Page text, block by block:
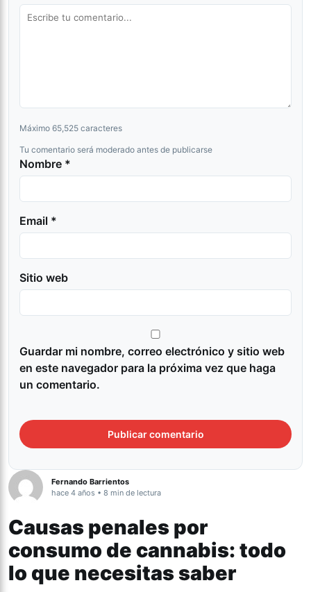
Máximo 65,525 caracteres
Tu comentario será moderado antes de publicarse
Nombre *
Email *
Sitio web
Guardar mi nombre, correo electrónico y sitio web
en este navegador para la próxima vez que haga
un comentario.
Fernando Barrientos
hace 4 años • 8 min de lectura
Causas penales por
consumo de cannabis: todo
lo que necesitas saber